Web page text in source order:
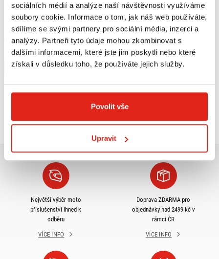
sociálních médií a analýze naší návštěvnosti využíváme
soubory cookie. Informace o tom, jak náš web používáte,
sdílíme se svými partnery pro sociální média, inzerci a
analýzy. Partneři tyto údaje mohou zkombinovat s
dalšími informacemi, které jste jim poskytli nebo které
získali v důsledku toho, že používáte jejich služby.
Povolit vše
Upravit
3 859 Kč s DPH
GIVI PLEXI KAWASAKI J 125/J 300
(14-19) 4111DT
Skladem
V 1 prodejně
Koupit
2 169 Kč s DPH
GIVI DRŽÁK KUFRU MONOLOCK
KAWASAKI J 125/J 300 (14-20)
Na objednávku
Koupit
Prohlédli jste si4 z4produktů
Největší výběr moto
příslušenství ihned k
odběru
VÍCE INFO
Doprava ZDARMA pro
objednávky nad 2499 kč v
rámci ČR
VÍCE INFO